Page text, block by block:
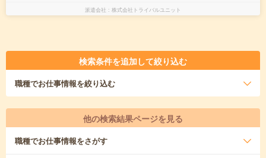
派遣会社 株式会社トライバルユニット
検索条件を追加して絞り込む
職種でお仕事情報を絞り込む
他の検索結果ページを見る
職種でお仕事情報をさがす